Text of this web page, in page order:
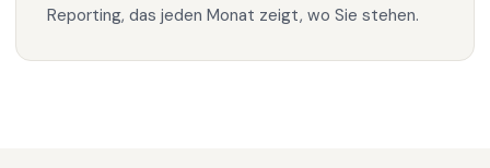
Reporting, das jeden Monat zeigt, wo Sie stehen.